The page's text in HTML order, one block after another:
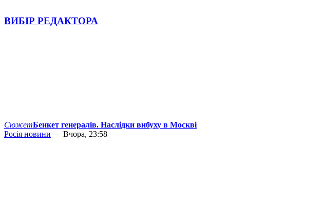
ВИБІР РЕДАКТОРА
СюжетБенкет генералів. Наслідки вибуху в Москві
Росія новини — Вчора, 23:58